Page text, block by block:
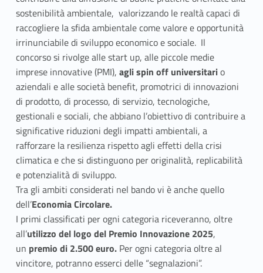
k
sostenibilità ambientale, valorizzando le realtà capaci di
raccogliere la sfida ambientale come valore e opportunità
irrinunciabile di sviluppo economico e sociale. Il
concorso si rivolge alle start up, alle piccole medie
imprese innovative (PMI), agli spin off universitario
aziendali e alle società benefit, promotrici di innovazioni
di prodotto, di processo, di servizio, tecnologiche,
gestionali e sociali, che abbiano l’obiettivo di contribuire a
significative riduzioni degli impatti ambientali, a
rafforzare la resilienza rispetto agli effetti della crisi
climatica e che si distinguono per originalità, replicabilità
e potenzialità di sviluppo.
Tra gli ambiti considerati nel bando vi è anche quello
dell’Economia Circolare.
I primi classificati per ogni categoria riceveranno, oltre
all’utilizzo del logo del Premio Innovazione 2025,
un premio di 2.500 euro.Per ogni categoria oltre al
vincitore, potranno esserci delle “segnalazioni”.